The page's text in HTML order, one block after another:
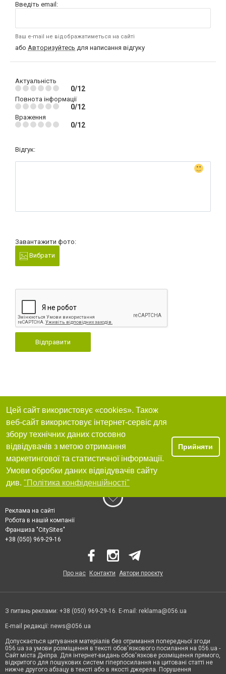
Введіть email:
Ваш e-mail не відображатиметься на сайті
або Авторизуйтесь для написання відгуку
Актуальність
0/12
Повнота інформації
0/12
Враження
0/12
Відгук:
Завантажити фото:
Вибрати
Відправити
Цей сайт використовує «cookies». Також
веб-сайт використовує інтернет-сервіс для
збору технічних даних стосовно
відвідувачів з метою отримання
маркетингової та статистичної інформації.
Умови обробки даних відвідувачів сайту
див. "Політика конфіденційності"
Прийняти
Реклама на сайті
Робота в нашій компанії
Франшиза "CitySites"
+38 (050) 969-29-16
Про нас Контакти Автори проєкту
З питань реклами: +38 (050) 969-29-16. E-mail: reklama@056.ua
E-mail редакції: news@056.ua
Допускається цитування матеріалів без отримання попередньої згоди
056.ua за умови розміщення в тексті обов'язкового посилання на 056.ua -
Сайт міста Дніпра. Для інтернет-видань обов'язкове розміщення прямого,
відкритого для пошукових систем гіперпосилання на цитовані статті не
нижче другого абзацу в тексті або в якості джерела. Порушення